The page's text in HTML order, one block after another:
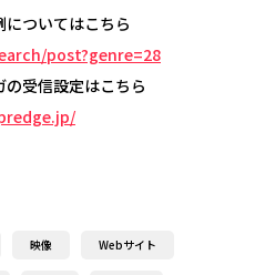
についてはこちら
post?genre=28
受信設定はこちら
映像 Webサイト